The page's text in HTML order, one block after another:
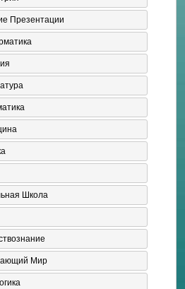
Презентации
Школа
Мир